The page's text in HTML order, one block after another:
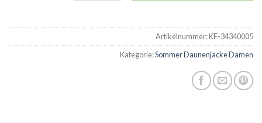
Artikelnummer:KE-34340005
Kategorie:Sommer Daunenjacke Damen